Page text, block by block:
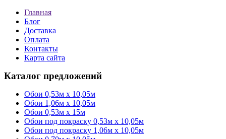
Главная
Блог
Доставка
Оплата
Контакты
Карта сайта
Каталог предложений
Обои 0,53м x 10,05м
Обои 1,06м х 10,05м
Обои 0,53м x 15м
Обои под покраску 0,53м x 10,05м
Обои под покраску 1,06м х 10,05м